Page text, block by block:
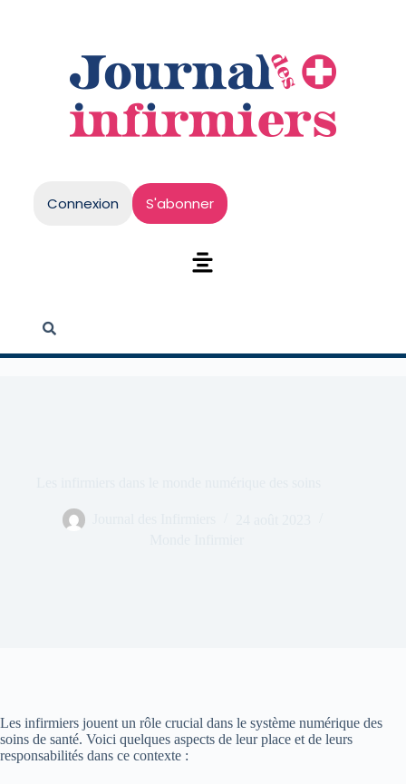
Connexion S'abonner
Les infirmiers jouent un rôle crucial dans le système numérique des
soins de santé. Voici quelques aspects de leur place et de leurs
responsabilités dans ce contexte :